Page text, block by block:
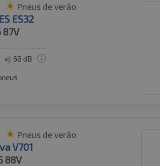
Pneus de verão
ES32
87V
68 dB
Pneus de verão
V701
88V